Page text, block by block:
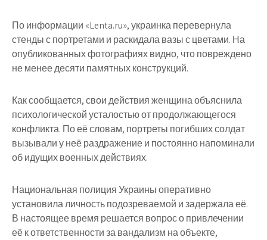
По информации «Lenta.ru», украинка перевернула
стенды с портретами и раскидала вазы с цветами. На
опубликованных фотографиях видно, что повреждено
не менее десяти памятных конструкций.
Как сообщается, свои действия женщина объяснила
психологической усталостью от продолжающегося
конфликта. По её словам, портреты погибших солдат
вызывали у неё раздражение и постоянно напоминали
об идущих военных действиях.
Национальная полиция Украины оперативно
установила личность подозреваемой и задержала её.
В настоящее время решается вопрос о привлечении
её к ответственности за вандализм на объекте,